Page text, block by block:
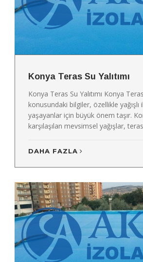
Konya Teras Su Yalıtımı
Konya Teras Su Yalıtımı Konya Teras
konusundaki bilgiler, özellikle yağışlı
yaşayanlar için büyük önem taşır.
karşılaşılan mevsimsel yağışlar,
DAHA FAZLA